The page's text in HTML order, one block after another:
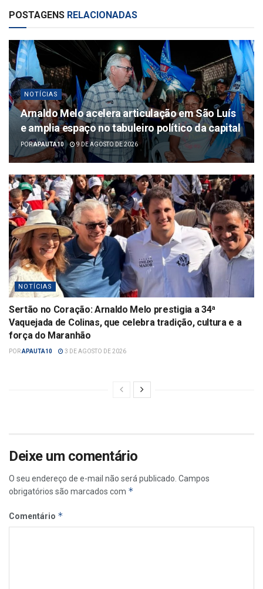
POSTAGENS RELACIONADAS
NOTÍCIAS
Arnaldo Melo acelera articulação em São Luís
e amplia espaço no tabuleiro político da capital
PORAPAUTA10 9 DE AGOSTO DE 2026
NOTÍCIAS
Sertão no Coração: Arnaldo Melo prestigia a 34ª
Vaquejada de Colinas, que celebra tradição, cultura e a
força do Maranhão
PORAPAUTA10 3 DE AGOSTO DE 2026
Deixe um comentário
O seu endereço de e-mail não será publicado. Campos
obrigatórios são marcados com *
Comentário *